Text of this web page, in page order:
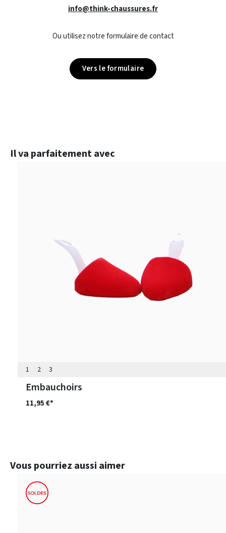
info@think-chaussures.fr
Ou utilisez notre formulaire de contact
Vers le formulaire
Ignorer la galerie de produits
Il va parfaitement avec
1 2 3
Embauchoirs
11,95 €*
Ignorer la galerie de produits
Vous pourriez aussi aimer